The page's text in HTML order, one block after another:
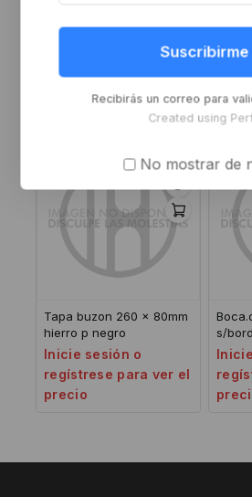
Rotula c/rul conico roma
regístrese para ver el
+ZK
Tapa buzon 260 x 80mm
hierro p negro
Inicie sesión o
regístrese para ver el
precio
s/
Suscribirme
Recibirás un correo para
Created using
No mostrar de